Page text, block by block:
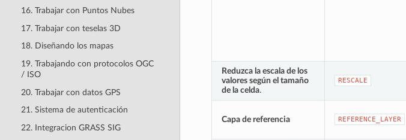
16. Trabajar con Puntos Nubes
17. Trabajar con teselas 3D
18. Diseñando los mapas
19. Trabajando con protocolos OGC
/ ISO
20. Trabajar con datos GPS
21. Sistema de autenticación
22. Integracion GRASS SIG
Reduzca la escala de los
valores según el tamaño
de la celda.
RESCALE
Capa de referencia REFERENCE_LAYER